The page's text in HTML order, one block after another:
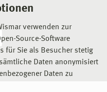
verwenden zur
Source-Software
für Sie als Besucher stetig
Daten anonymisiert
Daten zu